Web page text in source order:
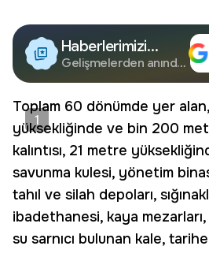
Haberlerimizi
Google'da Takip
Edin
Gelişmelerden anında
1
Toplam 60 dönümde yer
yüksekliğinde ve bin 200
kalıntısı, 21 metre
savunma kulesi, yönetim
tahıl ve silah depoları,
ibadethanesi, kaya
su sarnıcı bulunan kale,